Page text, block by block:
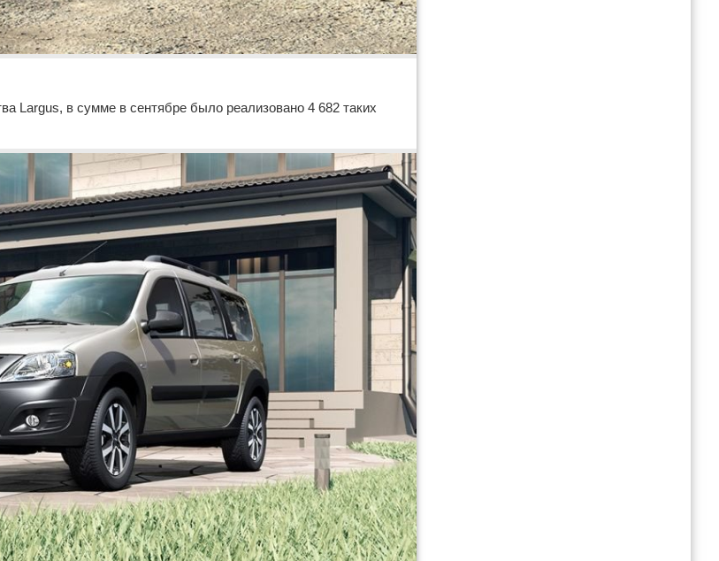
Largus, в сумме в сентябре было реализовано 4 682 таких